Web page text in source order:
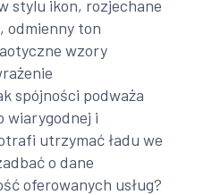
stylu ikon, rozjechane
odmienny ton
wzory
spójności podważa
wiarygodnej i
utrzymać ładu we
o dane
oferowanych usług?